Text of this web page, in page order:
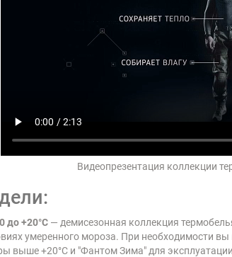
Видеопрезентация коллекции
до +20°C — демисезонная коллекция
умеренного мороза. При необходимости
выше +20°C и "Фантом Зима" для